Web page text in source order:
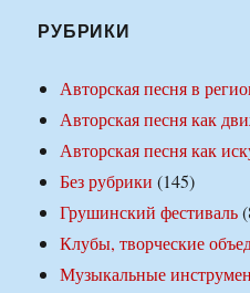
РУБРИКИ
Авторская песня в
Авторская песня как
Авторская песня как
Без рубрики (145)
Грушинский фестиваль
Клубы, творческие
Музыкальные